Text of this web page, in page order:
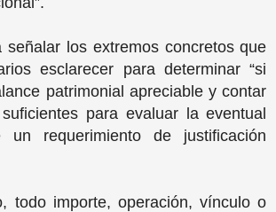
señalar los extremos concretos que
esclarecer para determinar “si
patrimonial apreciable y contar
para evaluar la eventual
un requerimiento de justificación
todo importe, operación, vínculo o